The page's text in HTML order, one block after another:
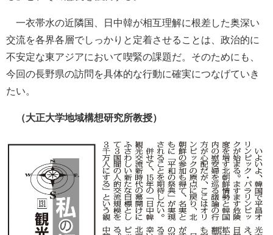
一衣帯水の近隣国、日中韓が相互理解に根差した奥深い
交流を各界各層でしっかりと定着させることは、政治的に
不安定な東アジアにおいて喫緊の課題だ。そのためにも、
今回の長野県の訪問を具体的な行動に確実につなげていき
たい。
（大正大学地域構想研究所教授）